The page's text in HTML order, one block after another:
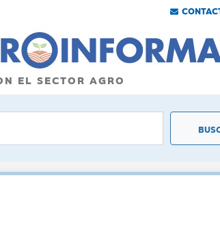
EL SECTOR AGRO